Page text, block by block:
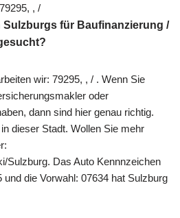
, /
Sulzburgs für Baufinanzierung /
wir: 79295, , / . Wenn Sie
oder
dann sind hier genau richtig.
dieser Stadt. Wollen Sie mehr
Sulzburg. Das Auto Kennnzeichen
die Vorwahl: 07634 hat Sulzburg